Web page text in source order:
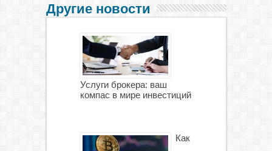
Другие новости
Услуги брокера: ваш
компас в мире инвестиций
Как